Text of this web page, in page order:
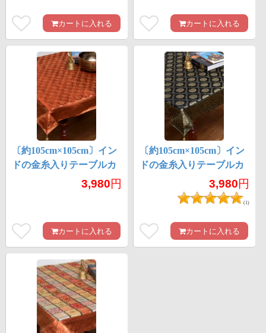
カートに入れる カートに入れる
〔約105cm×105cm〕イン
ドの金糸入りテーブルカ
バー -オレンジ×サークル
3,980円
カートに入れる
〔約105cm×105cm〕イン
ドの金糸入りテーブルカ
バー -ブラック×サークル
3,980円
(1)
カートに入れる